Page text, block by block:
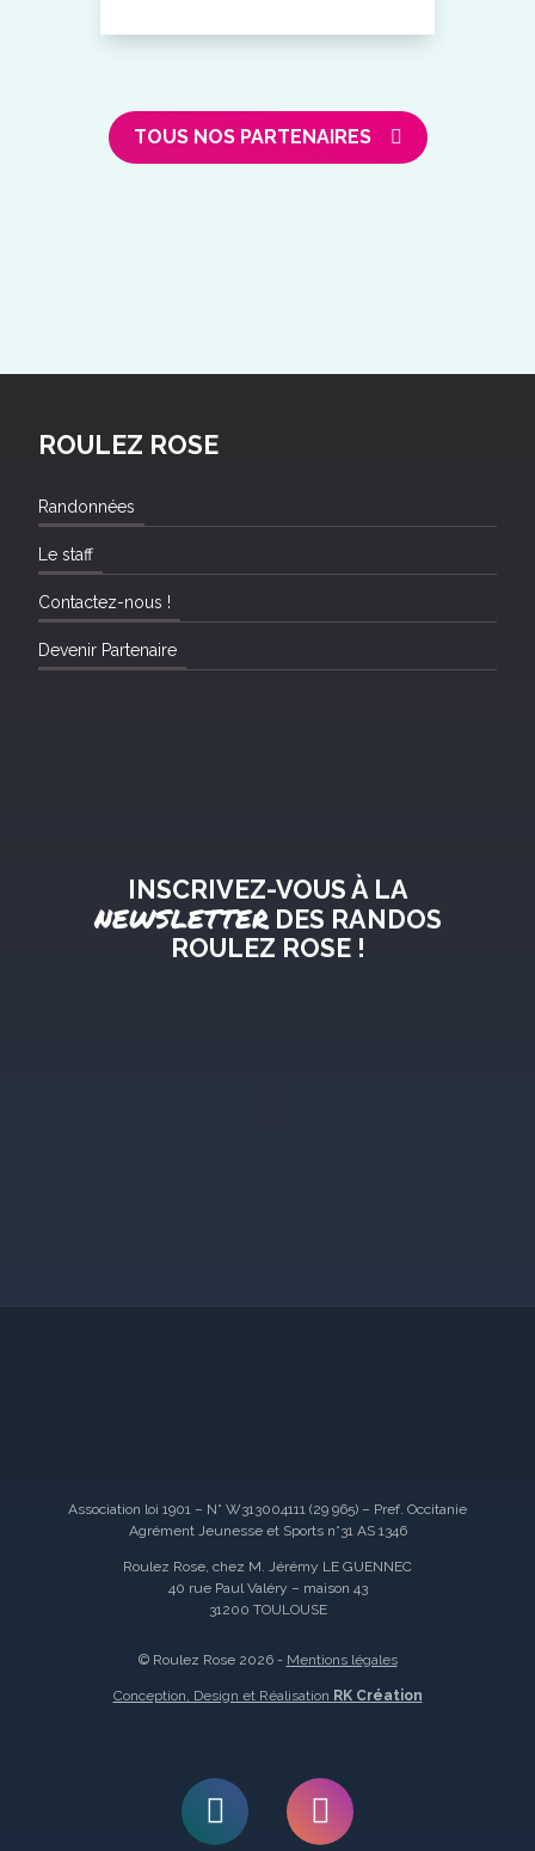
TOUS NOS PARTENAIRES
ROULEZ ROSE
Randonnées
Le staff
Contactez-nous !
Devenir Partenaire
INSCRIVEZ-VOUS À LA
NEWSLETTERDES RANDOS
ROULEZ ROSE !
Association loi 1901 – N° W313004111 (29 965) – Pref. Occitanie
Agrément Jeunesse et Sports n°31 AS 1346
Roulez Rose, chez M. Jérémy LE GUENNEC
40 rue Paul Valéry – maison 43
31200 TOULOUSE
© Roulez Rose 2026 - Mentions légales
Conception, Design et Réalisation RK Création